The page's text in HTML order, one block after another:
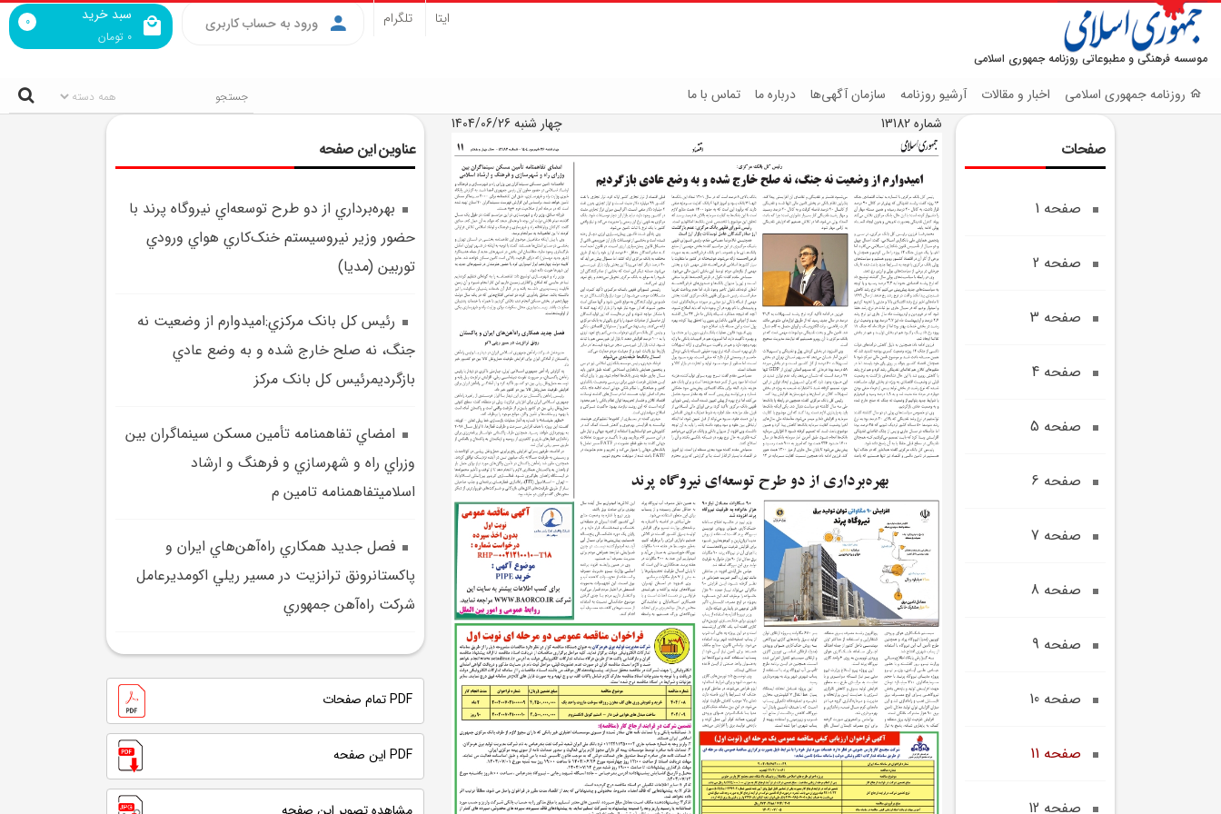
موسسه فرهنگی و مطبوعاتی روزنامه جمهوری اسلامی
سبد خرید
0 تومان
0 ورود به حساب کاربری ایتا تلگرام
روزنامه جمهوری اسلامی اخبار و مقالات آرشیو روزنامه سازمان آگهی‌ها درباره ما تماس با ما
صفحات
صفحه 1
صفحه 2
صفحه 3
صفحه 4
صفحه 5
صفحه 6
صفحه 7
صفحه 8
صفحه 9
صفحه 10
صفحه 11
صفحه 12
شماره 13182 چهار شنبه 1404/06/26
عناوین این صفحه
بهره‌برداري از دو طرح توسعه‌اي نيروگاه پرند با
حضور وزير نيروسيستم خنک‌کاري هواي ورودي
توربين (مديا)
رئيس کل بانک مرکزي:اميدوارم از وضعيت نه
جنگ، نه صلح خارج شده و به وضع عادي
بازگرديمرئيس کل بانک مرکز
امضاي تفاهمنامه تأمين مسکن سينماگران بين
وزراي راه و شهرسازي و فرهنگ و ارشاد
اسلاميتفاهمنامه تامين م
فصل جديد همکاري راه‌آهن‌هاي ايران و
پاکستانرونق ترانزيت در مسير ريلي اکومديرعامل
شرکت راه‌آهن جمهوري
PDF تمام صفحات
PDF این صفحه